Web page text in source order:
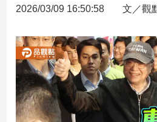
股
市
房
地
產
2026/03/09 16:50:58 文／觀